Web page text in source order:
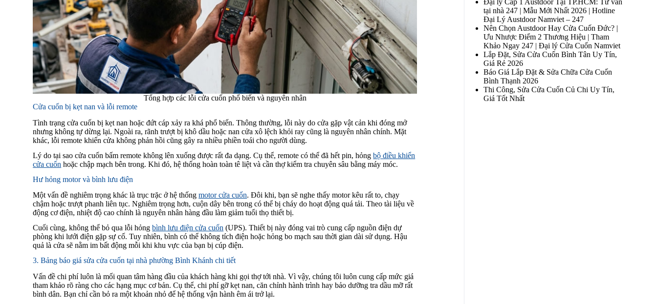
Tổng hợp các lỗi cửa cuốn phổ biến và nguyên nhân
Cửa cuốn bị kẹt nan và lỗi remote
Tình trạng cửa cuốn bị kẹt nan hoặc đứt cáp xảy ra khá phổ biến. Thông thường, lỗi này do cửa gặp vật cản khi đóng mở
nhưng không tự dừng lại. Ngoài ra, rãnh trượt bị khô dầu hoặc nan cửa xô lệch khỏi ray cũng là nguyên nhân chính. Mặt
khác, lỗi remote khiến cửa không phản hồi cũng gây ra nhiều phiền toái cho người dùng.
Lý do tại sao cửa cuốn bấm remote không lên xuống được rất đa dạng. Cụ thể, remote có thể đã hết pin, hỏngbộ điều khiển
cửa cuốn hoặc chập mạch bên trong. Khi đó, hệ thống hoàn toàn tê liệt và cần thợ kiểm tra chuyên sâu bằng máy móc.
Hư hỏng motor và bình lưu điện
Một vấn đề nghiêm trọng khác là trục trặc ở hệ thốngmotor cửa cuốn. Đôi khi, bạn sẽ nghe thấy motor kêu rất to, chạy
chậm hoặc trượt phanh liên tục. Nghiêm trọng hơn, cuộn dây bên trong có thể bị cháy do hoạt động quá tải. Theo tài liệu về
động cơ điện, nhiệt độ cao chính là nguyên nhân hàng đầu làm giảm tuổi thọ thiết bị.
Cuối cùng, không thể bỏ qua lỗi hỏngbình lưu điện cửa cuốn (UPS). Thiết bị này đóng vai trò cung cấp nguồn điện dự
phòng khi lưới điện gặp sự cố. Tuy nhiên, bình có thể không tích điện hoặc hỏng bo mạch sau thời gian dài sử dụng. Hậu
quả là cửa sẽ nằm im bất động mỗi khi khu vực của bạn bị cúp điện.
3. Bảng báo giá sửa cửa cuốn tại nhà phường Bình Khánh chi tiết
Vấn đề chi phí luôn là mối quan tâm hàng đầu của khách hàng khi gọi thợ tới nhà. Vì vậy, chúng tôi luôn cung cấp mức giá
tham khảo rõ ràng cho các hạng mục cơ bản. Cụ thể, chi phí gỡ kẹt nan, căn chỉnh hành trình hay bảo dưỡng tra dầu mỡ rất
bình dân. Bạn chỉ cần bỏ ra một khoản nhỏ để hệ thống vận hành êm ái trở lại.
tại nhà 247 | Mẫu Mới Nhất 2026 | Hotline
Đại Lý Austdoor Namviet – 247
Nên Chọn Austdoor Hay Cửa Cuốn Đức? |
Ưu Nhược Điểm 2 Thương Hiệu | Tham
Khảo Ngay 247 | Đại lý Cửa Cuốn Namviet
Lắp Đặt, Sửa Cửa Cuốn Bình Tân Uy Tín,
Giá Rẻ 2026
Báo Giá Lắp Đặt & Sửa Chữa Cửa Cuốn
Bình Thạnh 2026
Thi Công, Sửa Cửa Cuốn Củ Chi Uy Tín,
Giá Tốt Nhất